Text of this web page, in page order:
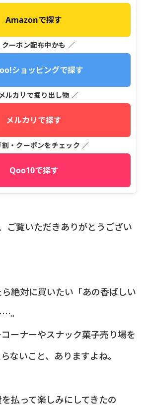
Amazonで探す
クーポン配布中かも ／
ショッピングで探す
ルカリで掘り出し物 ／
メルカリで探す
・クーポンをチェック ／
Qoo10で探す
ご覧いただきありがとうござい
絶対に買いたい「あの香ばしい
。
ーナーやスナック菓子売り場を
ないこと、ありますよね。
を払って楽しみにしてきたの